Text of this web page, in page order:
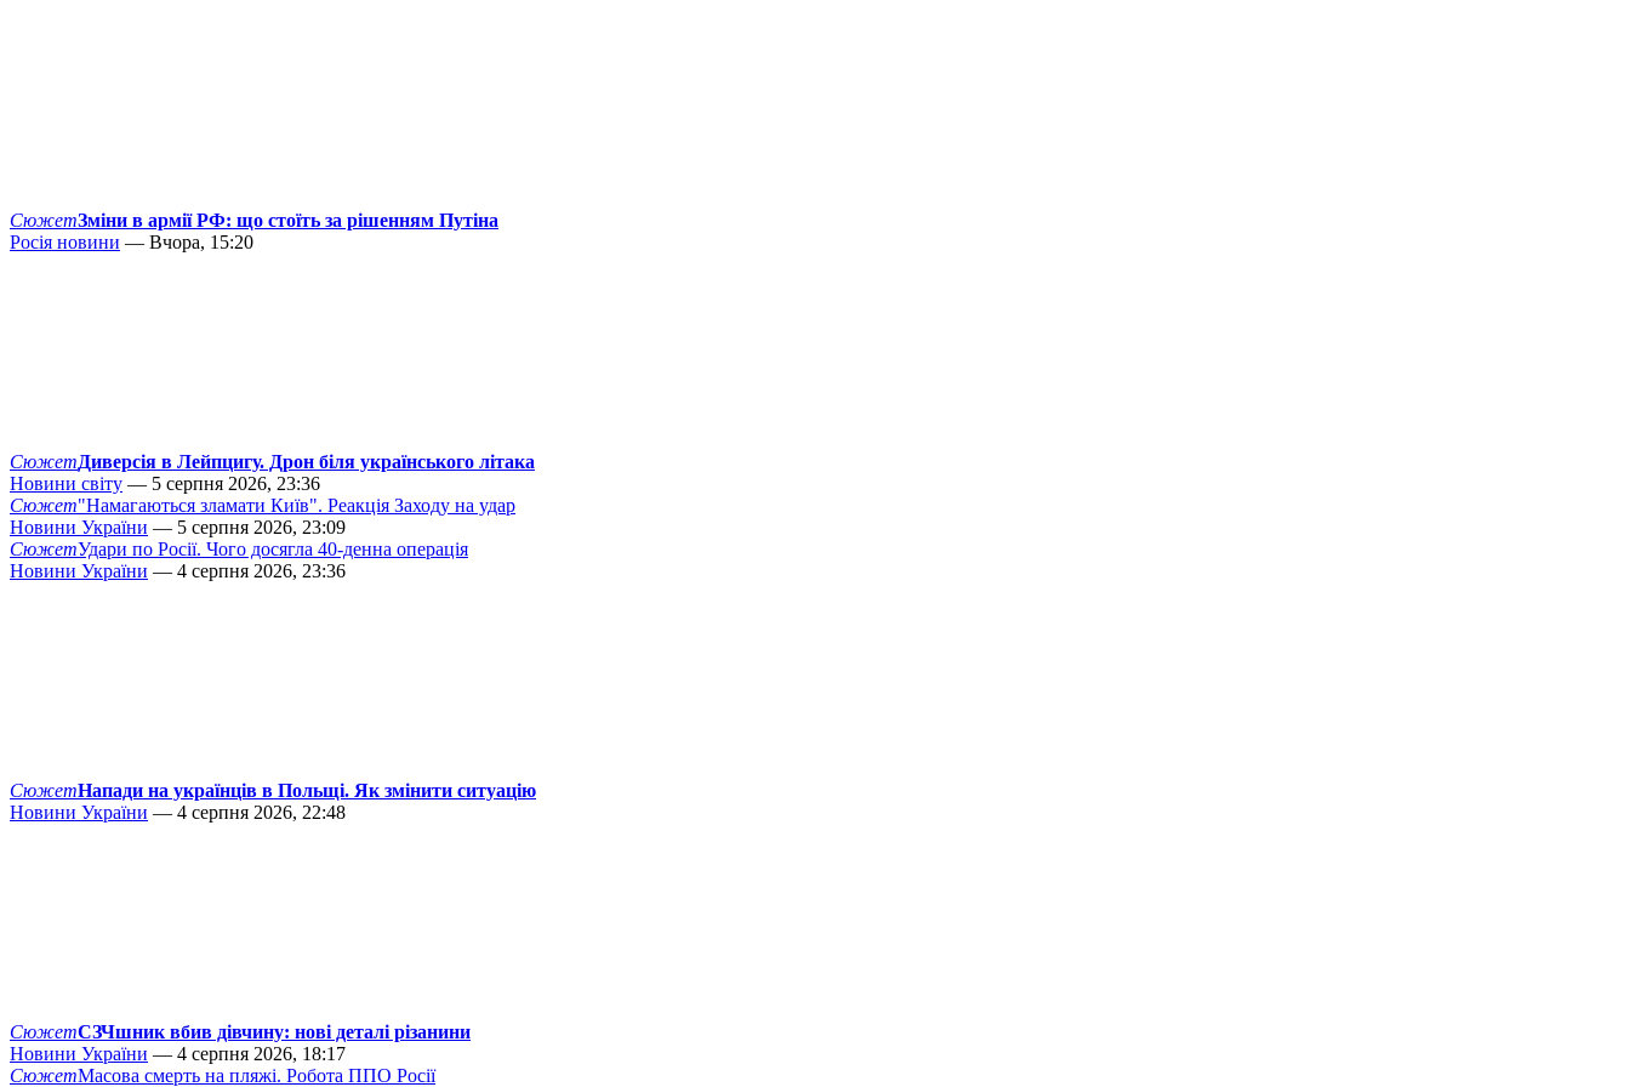
СюжетЗміни в армії РФ: що стоїть за рішенням Путіна
Росія новини — Вчора, 15:20
СюжетДиверсія в Лейпцигу. Дрон біля українського літака
Новини світу — 5 серпня 2026, 23:36
Сюжет"Намагаються зламати Київ". Реакція Заходу на удар
Новини України — 5 серпня 2026, 23:09
СюжетУдари по Росії. Чого досягла 40-денна операція
Новини України — 4 серпня 2026, 23:36
СюжетНапади на українців в Польщі. Як змінити ситуацію
Новини України — 4 серпня 2026, 22:48
СюжетСЗЧшник вбив дівчину: нові деталі різанини
Новини України — 4 серпня 2026, 18:17
СюжетМасова смерть на пляжі. Робота ППО Росії